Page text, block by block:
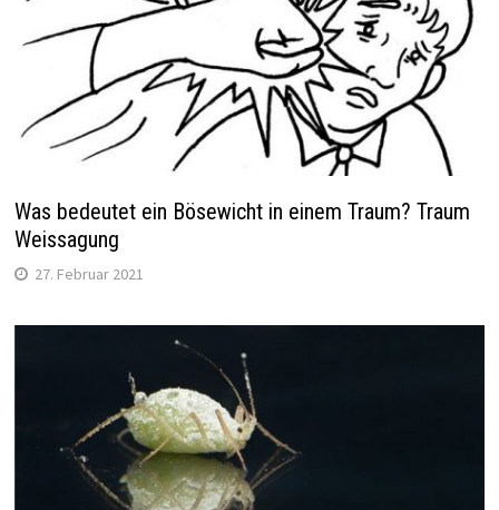
Was bedeutet ein Bösewicht in einem Traum? Traum
Weissagung
27. Februar 2021